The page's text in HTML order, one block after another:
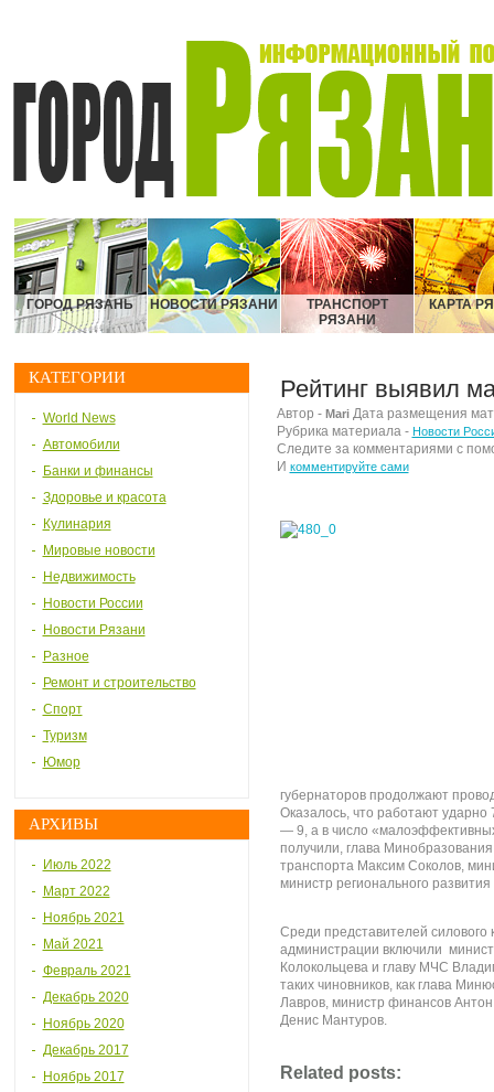
ГОРОД РЯЗАНЬ НОВОСТИ РЯЗАНИ
ТРАНСПОРТ
РЯЗАНИ
КАРТА
КАТЕГОРИИ
World News
Автомобили
Банки и финансы
Здоровье и красота
Кулинария
Мировые новости
Недвижимость
Новости России
Новости Рязани
Разное
Ремонт и строительство
Спорт
Туризм
Юмор
АРХИВЫ
Июль 2022
Март 2022
Ноябрь 2021
Май 2021
Февраль 2021
Декабрь 2020
Ноябрь 2020
Декабрь 2017
Ноябрь 2017
Рейтинг выявил
Автор - MariДата размещения
Рубрика материала - Новости
Следите за комментариями с
И комментируйте сами
губернаторов продолжают
Оказалось, что работают
— 9, а в число
получили, глава
транспорта Максим Соколов,
министр регионального
Среди представителей силового
администрации включили
Колокольцева и главу МЧС
таких чиновников, как глава
Лавров, министр финансов
Денис Мантуров.
Related posts: